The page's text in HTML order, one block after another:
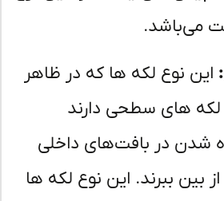
نوع لکه ها که در ظاهر
های سطحی دارند
در بافت‌های داخلی
ببرند. این نوع لکه ها